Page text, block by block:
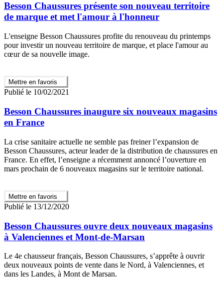
Besson Chaussures présente son nouveau territoire
de marque et met l'amour à l'honneur
L'enseigne Besson Chaussures profite du renouveau du printemps
pour investir un nouveau territoire de marque, et place l'amour au
cœur de sa nouvelle image.
Mettre en favoris
Publié le 10/02/2021
Besson Chaussures inaugure six nouveaux magasins
en France
La crise sanitaire actuelle ne semble pas freiner l’expansion de
Besson Chaussures, acteur leader de la distribution de chaussures en
France. En effet, l’enseigne a récemment annoncé l’ouverture en
mars prochain de 6 nouveaux magasins sur le territoire national.
Mettre en favoris
Publié le 13/12/2020
Besson Chaussures ouvre deux nouveaux magasins
à Valenciennes et Mont-de-Marsan
Le 4e chausseur français, Besson Chaussures, s’apprête à ouvrir
deux nouveaux points de vente dans le Nord, à Valenciennes, et
dans les Landes, à Mont de Marsan.